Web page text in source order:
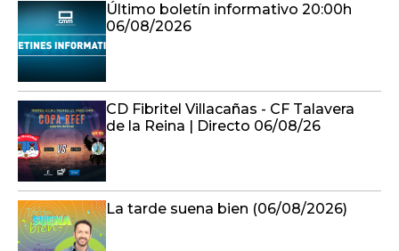
Último boletín informativo 20:00h
06/08/2026
CD Fibritel Villacañas - CF Talavera
de la Reina | Directo 06/08/26
La tarde suena bien (06/08/2026)